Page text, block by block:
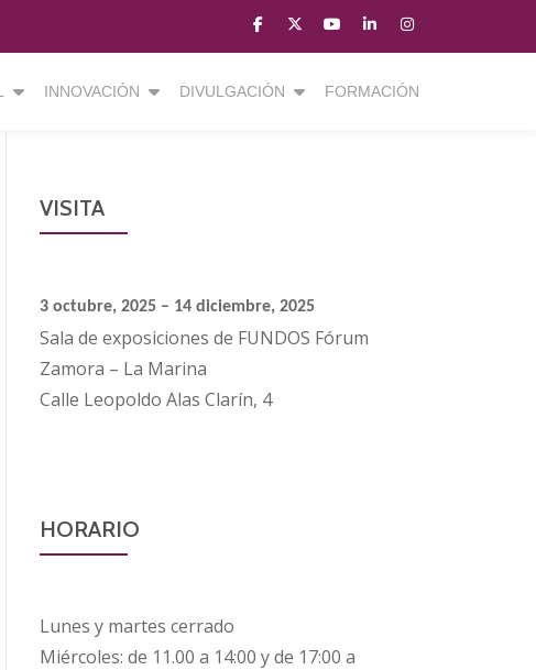
fa-
facebook
fa-
brands
fa-
fa-
youtube-
play
fa-
linkedin
fa-
instagram
INNOVACIÓN DIVULGACIÓN FORMACIÓN
VISITA
3 octubre, 2025 – 14 diciembre, 2025
Sala de exposiciones de FUNDOS Fórum
Zamora – La Marina
Calle Leopoldo Alas Clarín, 4
HORARIO
Lunes y martes cerrado
Miércoles: de 11.00 a 14:00 y de 17:00 a